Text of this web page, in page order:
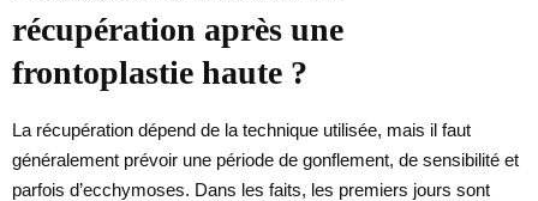
récupération après une
frontoplastie haute ?
La récupération dépend de la technique utilisée, mais il faut
généralement prévoir une période de gonflement, de sensibilité et
parfois d’ecchymoses. Dans les faits, les premiers jours sont